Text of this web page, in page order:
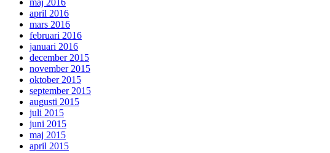
maj 2016
april 2016
mars 2016
februari 2016
januari 2016
december 2015
november 2015
oktober 2015
september 2015
augusti 2015
juli 2015
juni 2015
maj 2015
april 2015